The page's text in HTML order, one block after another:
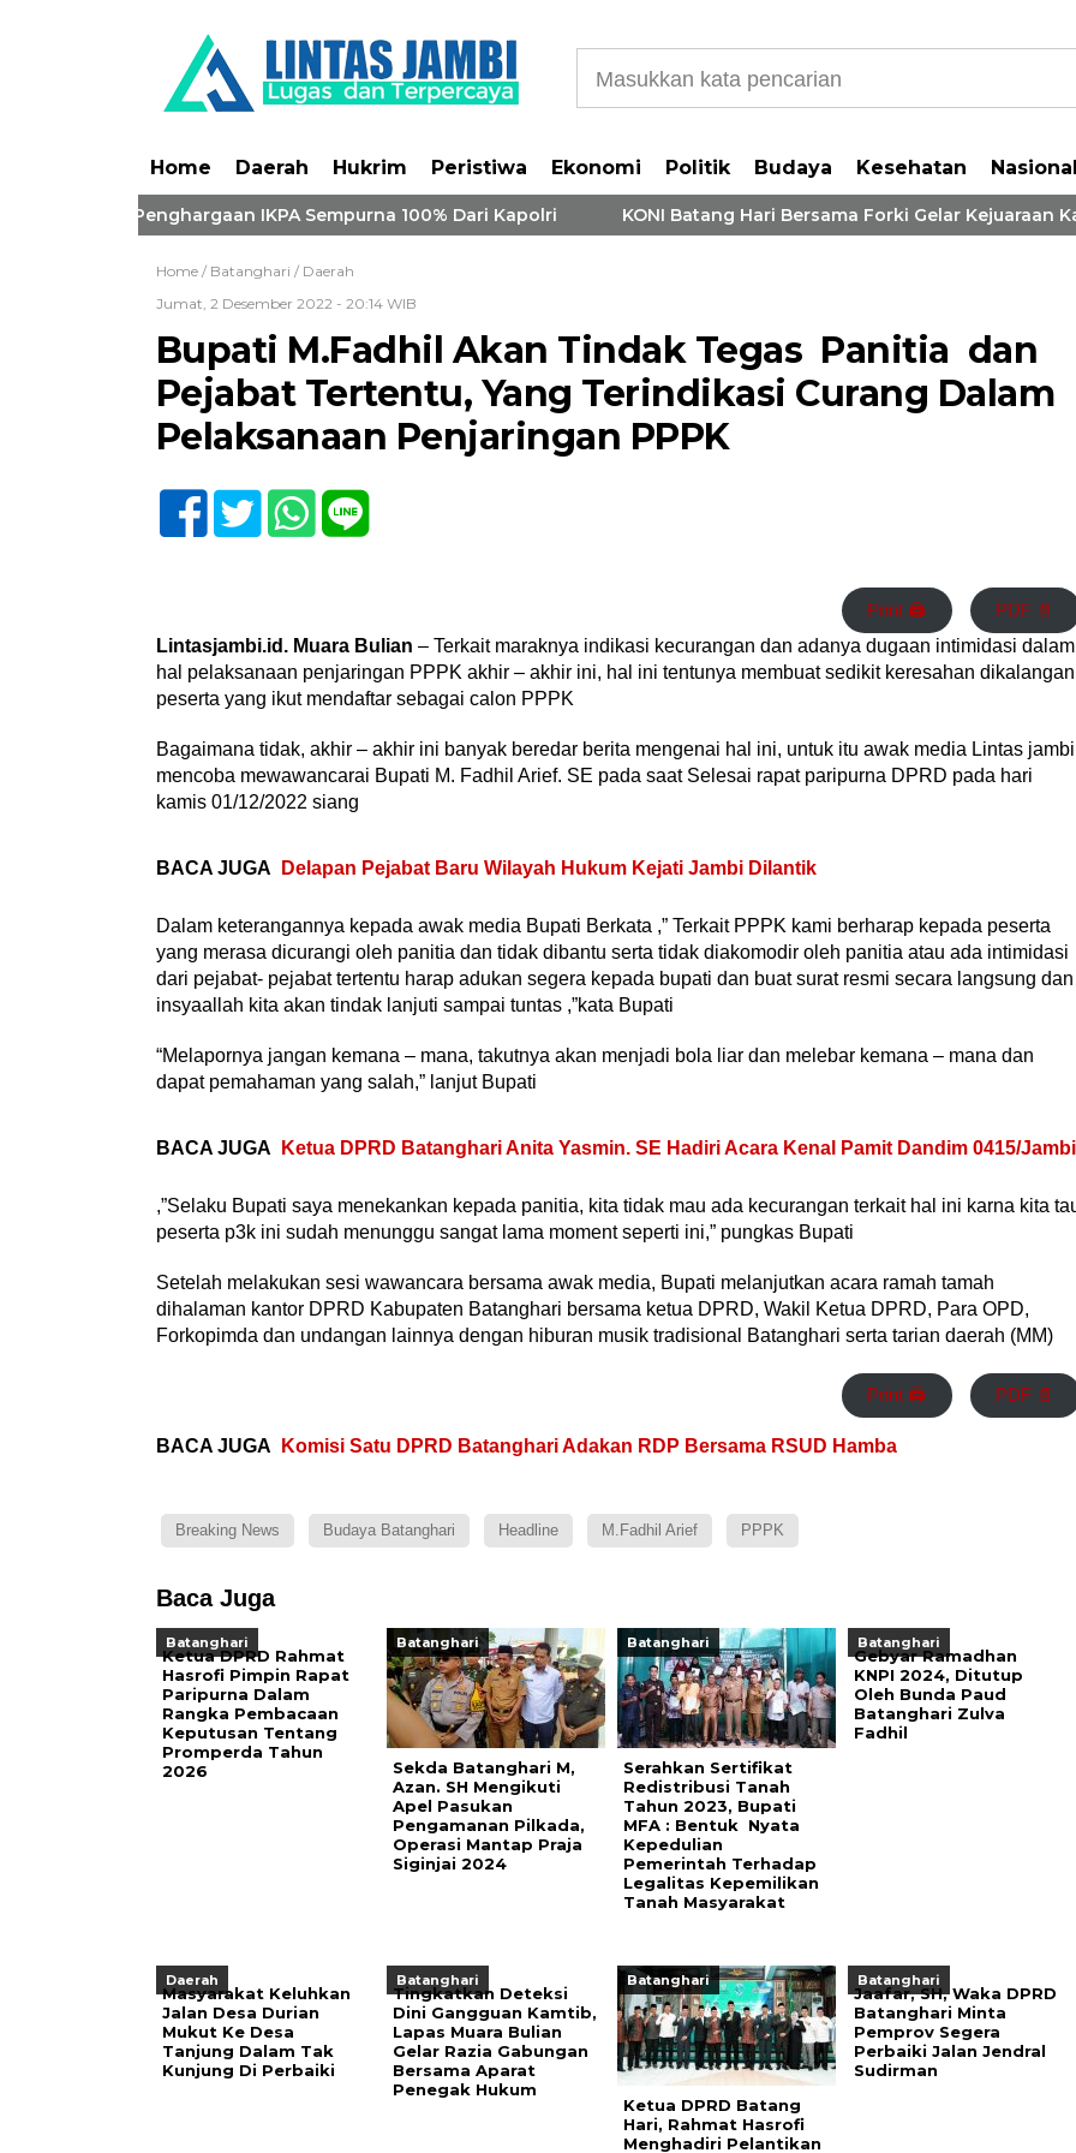
Home Daerah Hukrim Peristiwa Ekonomi Politik Budaya Kesehatan
Borong Penghargaan IKPA Sempurna 100% Dari Kapolri KONI Batang Hari Bersama Forki Gelar Kejuaraan
Home / Batanghari / Daerah
Jumat, 2 Desember 2022 - 20:14 WIB
Bupati M.Fadhil Akan Tindak Tegas Panitia dan
Pejabat Tertentu, Yang Terindikasi Curang Dalam
Pelaksanaan Penjaringan PPPK
Print 🖨 PDF 📄
Lintasjambi.id. Muara Bulian – Terkait maraknya indikasi kecurangan dan adanya dugaan intimidasi dalam
hal pelaksanaan penjaringan PPPK akhir – akhir ini, hal ini tentunya membuat sedikit keresahan dikalangan
peserta yang ikut mendaftar sebagai calon PPPK
Bagaimana tidak, akhir – akhir ini banyak beredar berita mengenai hal ini, untuk itu awak media Lintas jambi
mencoba mewawancarai Bupati M. Fadhil Arief. SE pada saat Selesai rapat paripurna DPRD pada hari
kamis 01/12/2022 siang
BACA JUGA Delapan Pejabat Baru Wilayah Hukum Kejati Jambi Dilantik
Dalam keterangannya kepada awak media Bupati Berkata ,” Terkait PPPK kami berharap kepada peserta
yang merasa dicurangi oleh panitia dan tidak dibantu serta tidak diakomodir oleh panitia atau ada intimidasi
dari pejabat- pejabat tertentu harap adukan segera kepada bupati dan buat surat resmi secara langsung dan
insyaallah kita akan tindak lanjuti sampai tuntas ,”kata Bupati
“Melapornya jangan kemana – mana, takutnya akan menjadi bola liar dan melebar kemana – mana dan
dapat pemahaman yang salah,” lanjut Bupati
BACA JUGA Ketua DPRD Batanghari Anita Yasmin. SE Hadiri Acara Kenal Pamit Dandim 0415/Jambi
,”Selaku Bupati saya menekankan kepada panitia, kita tidak mau ada kecurangan terkait hal ini karna kita
peserta p3k ini sudah menunggu sangat lama moment seperti ini,” pungkas Bupati
Setelah melakukan sesi wawancara bersama awak media, Bupati melanjutkan acara ramah tamah
dihalaman kantor DPRD Kabupaten Batanghari bersama ketua DPRD, Wakil Ketua DPRD, Para OPD,
Forkopimda dan undangan lainnya dengan hiburan musik tradisional Batanghari serta tarian daerah (MM)
Print 🖨 PDF 📄
BACA JUGA Komisi Satu DPRD Batanghari Adakan RDP Bersama RSUD Hamba
Breaking News Budaya Batanghari Headline M.Fadhil Arief PPPK
Baca Juga
Batanghari
Ketua DPRD Rahmat
Hasrofi Pimpin Rapat
Paripurna Dalam
Rangka Pembacaan
Keputusan Tentang
Promperda Tahun
2026
Batanghari
Sekda Batanghari M,
Azan. SH Mengikuti
Apel Pasukan
Pengamanan Pilkada,
Operasi Mantap Praja
Siginjai 2024
Batanghari
Serahkan Sertifikat
Redistribusi Tanah
Tahun 2023, Bupati
MFA : Bentuk Nyata
Kepedulian
Pemerintah Terhadap
Legalitas Kepemilikan
Tanah Masyarakat
Batanghari
Gebyar Ramadhan
KNPI 2024, Ditutup
Oleh Bunda Paud
Batanghari Zulva
Fadhil
Daerah
Masyarakat Keluhkan
Jalan Desa Durian
Mukut Ke Desa
Tanjung Dalam Tak
Kunjung Di Perbaiki
Batanghari
Tingkatkan Deteksi
Dini Gangguan Kamtib,
Lapas Muara Bulian
Gelar Razia Gabungan
Bersama Aparat
Penegak Hukum
Batanghari
Ketua DPRD Batang
Hari, Rahmat Hasrofi
Menghadiri Pelantikan
Batanghari
Jaafar, SH, Waka DPRD
Batanghari Minta
Pemprov Segera
Perbaiki Jalan Jendral
Sudirman